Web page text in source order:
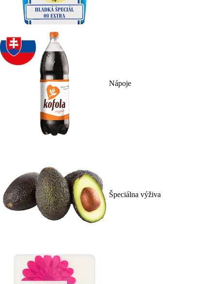
Nápoje
Špeciálna výživa